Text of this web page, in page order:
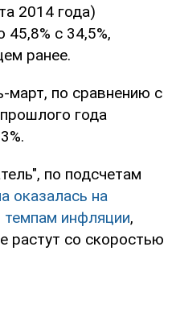
2014 года)
45,8% с 34,5%,
ранее.
март, по сравнению с
года
по подсчетам
оказалась на
инфляции,
растут со скоростью